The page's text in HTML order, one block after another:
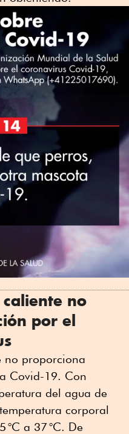
no
por el
no proporciona
Covid-19. Con
del agua de
corporal
a 37 °C. De